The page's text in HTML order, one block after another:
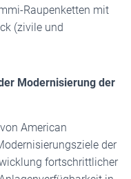
Raupenketten mit
(zivile und
Modernisierung der
American
der
fortschrittlicher